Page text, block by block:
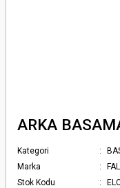
ARKA
Kategori
Marka
Stok Kodu